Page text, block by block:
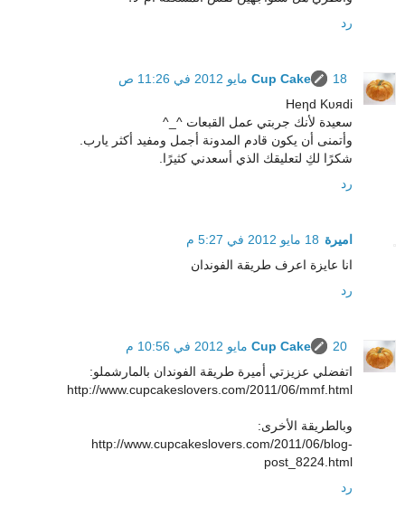
رد
Cup Cake
18 مايو 2012 في 11:26 ص
Heηd Kυяdi
سعيدة لأنك جربتي عمل القبعات ^_^
وأتمنى أن يكون قادم المدونة أجمل ومفيد أكثر يارب.
شكرًا لكِ لتعليقك الذي أسعدني كثيرًا.
رد
اميرة 18 مايو 2012 في 5:27 م
انا عايزة اعرف طريقة الفوندان
رد
Cup Cake
20 مايو 2012 في 10:56 م
اتفضلي عزيزتي أميرة طريقة الفوندان بالمارشملو:
http://www.cupcakeslovers.com/2011/06/mmf.html
وبالطريقة الأخرى:
http://www.cupcakeslovers.com/2011/06/blog-
post_8224.html
رد